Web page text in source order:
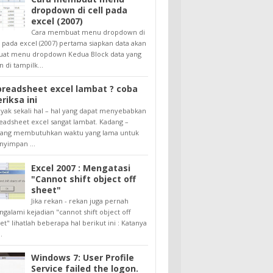
dropdown di cell pada
excel (2007)
Cara membuat menu dropdown di
excel (2007) pertama siapkan data akan
menu dropdown Kedua Block data yang
di tampilk...
excel lambat ? coba
ini
sekali hal – hal yang dapat menyebabkan
excel sangat lambat. Kadang –
membutuhkan waktu yang lama untuk
...
Excel 2007 : Mengatasi
"Cannot shift object off
sheet"
Jika rekan - rekan juga pernah
kejadian "cannot shift object off
lihatlah beberapa hal berikut ini : Katanya
Windows 7: User Profile
Service failed the logon.